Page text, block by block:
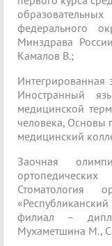
федерального
Минздрава
Камалов В.;
Иностранный
медицинской
человека, Основы
медицинский
Заочная
Стоматология
филиал –
Мухаметшина М.,